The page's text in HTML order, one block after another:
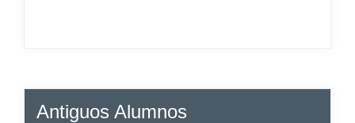
Antiguos Alumnos